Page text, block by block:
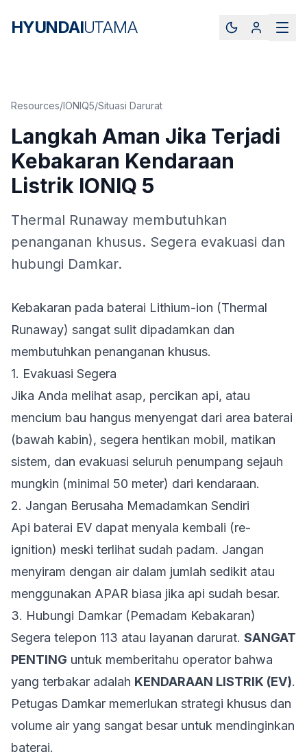
HYUNDAIUTAMA
Resources/IONIQ5/Situasi Darurat
Langkah Aman Jika Terjadi
Kebakaran Kendaraan
Listrik IONIQ 5
Thermal Runaway membutuhkan
penanganan khusus. Segera evakuasi dan
hubungi Damkar.
Kebakaran pada baterai Lithium-ion (Thermal
Runaway) sangat sulit dipadamkan dan
membutuhkan penanganan khusus.
1. Evakuasi Segera
Jika Anda melihat asap, percikan api, atau
mencium bau hangus menyengat dari area baterai
(bawah kabin), segera hentikan mobil, matikan
sistem, dan evakuasi seluruh penumpang sejauh
mungkin (minimal 50 meter) dari kendaraan.
2. Jangan Berusaha Memadamkan Sendiri
Api baterai EV dapat menyala kembali (re-
ignition) meski terlihat sudah padam. Jangan
menyiram dengan air dalam jumlah sedikit atau
menggunakan APAR biasa jika api sudah besar.
3. Hubungi Damkar (Pemadam Kebakaran)
Segera telepon 113 atau layanan darurat. SANGAT
PENTING untuk memberitahu operator bahwa
yang terbakar adalah KENDARAAN LISTRIK (EV).
Petugas Damkar memerlukan strategi khusus dan
volume air yang sangat besar untuk mendinginkan
baterai.